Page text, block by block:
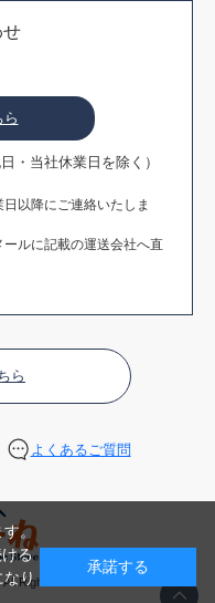
せ
ら
・当社休業日を除く）
以降にご連絡いたしま
ルに記載の運送会社へ直
ら
よくあるご質問
Rights Reserved.
す。
る
なり
承諾する